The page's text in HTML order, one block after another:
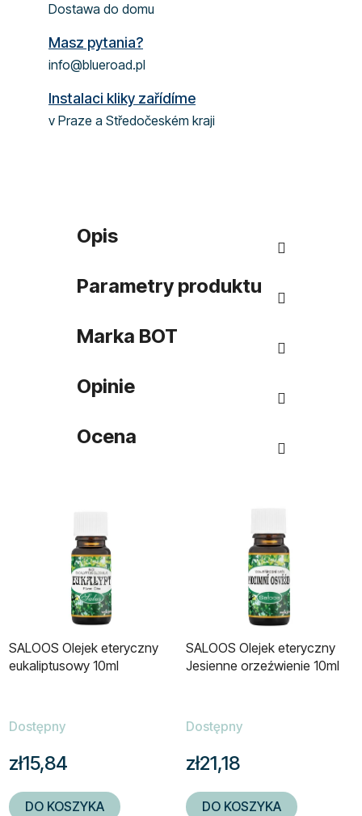
Dostawa do domu
Masz pytania?
info@blueroad.pl
Instalaci kliky zařídíme
v Praze a Středočeském kraji
Opis
Parametry produktu
Marka BOT
Opinie
Ocena
SALOOS Olejek eteryczny
eukaliptusowy 10ml
Dostępny
zł15,84
DO KOSZYKA
SALOOS Olejek eteryczny
Jesienne orzeźwienie 10ml
Dostępny
zł21,18
DO KOSZYKA